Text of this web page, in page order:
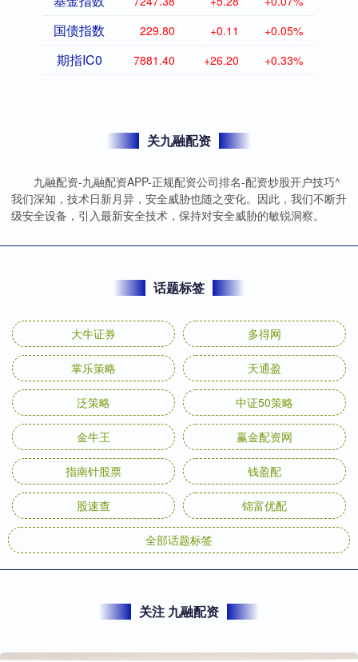
国债指数 229.80 +0.11 +0.05%
期指IC0 7881.40 +26.20 +0.33%
关九融配资
九融配资-九融配资APP-正规配资公司排名-配资炒股开户技巧^
我们深知，技术日新月异，安全威胁也随之变化。因此，我们不断升
级安全设备，引入最新安全技术，保持对安全威胁的敏锐洞察。
话题标签
大牛证券 多得网
掌乐策略 天通盈
泛策略 中证50策略
金牛王 赢金配资网
指南针股票 钱盈配
股速查 锦富优配
全部话题标签
关注 九融配资